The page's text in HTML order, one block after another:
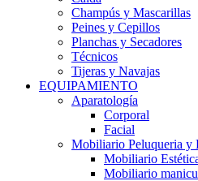
Champús y Mascarillas
Peines y Cepillos
Planchas y Secadores
Técnicos
Tijeras y Navajas
EQUIPAMIENTO
Aparatología
Corporal
Facial
Mobiliario Peluqueria y
Mobiliario
Mobiliario